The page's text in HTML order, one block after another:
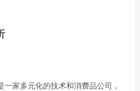
一家多元化的技术和消费品公司，